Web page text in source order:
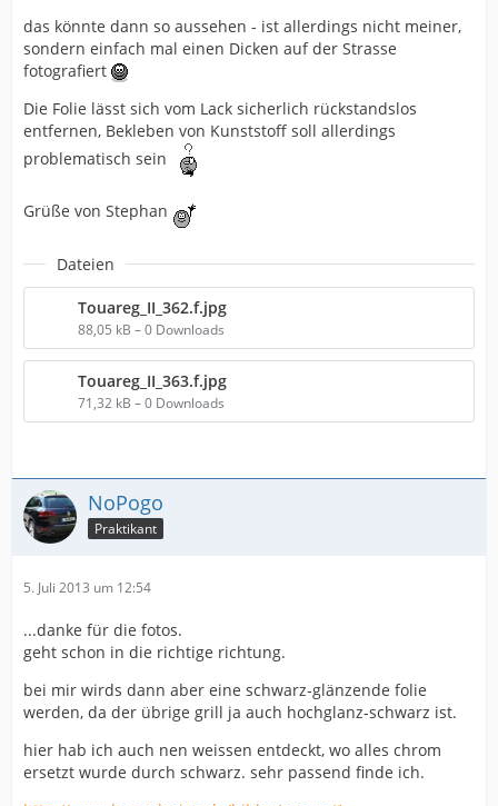
das könnte dann so aussehen - ist allerdings nicht meiner,
sondern einfach mal einen Dicken auf der Strasse
fotografiert
Die Folie lässt sich vom Lack sicherlich rückstandslos
entfernen, Bekleben von Kunststoff soll allerdings
problematisch sein
Grüße von Stephan
Dateien
Touareg_II_362.f.jpg
88,05 kB – 0 Downloads
Touareg_II_363.f.jpg
71,32 kB – 0 Downloads
NoPogo
Praktikant
5. Juli 2013 um 12:54
...danke für die fotos.
geht schon in die richtige richtung.
bei mir wirds dann aber eine schwarz-glänzende folie
werden, da der übrige grill ja auch hochglanz-schwarz ist.
hier hab ich auch nen weissen entdeckt, wo alles chrom
ersetzt wurde durch schwarz. sehr passend finde ich.